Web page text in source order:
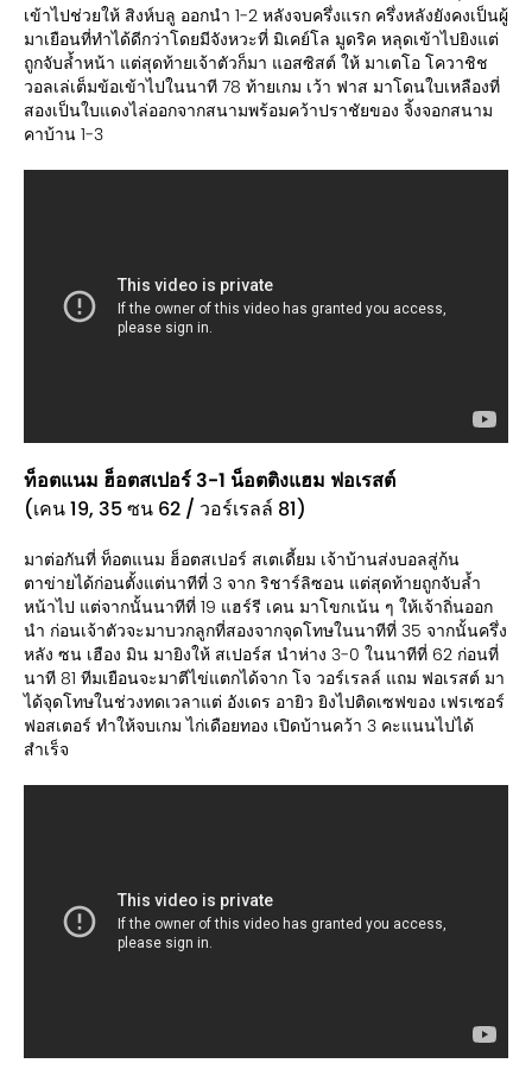
เข้าไปช่วยให้ สิงห์บลู ออกนำ 1-2 หลังจบครึ่งแรก ครึ่งหลังยังคงเป็นผู้
มาเยือนที่ทำได้ดีกว่าโดยมีจังหวะที่ มิเคย์โล มูดริค หลุดเข้าไปยิงแต่
ถูกจับล้ำหน้า แต่สุดท้ายเจ้าตัวก็มา แอสซิสต์ ให้ มาเตโอ โควาชิช
วอลเล่เต็มข้อเข้าไปในนาที 78 ท้ายเกม เว้า ฟาส มาโดนใบเหลืองที่
สองเป็นใบแดงไล่ออกจากสนามพร้อมคว้าปราชัยของ จิ้งจอกสนาม
คาบ้าน 1-3
ท็อตแนม ฮ็อตสเปอร์ 3-1 น็อตติงแฮม ฟอเรสต์
(เคน 19, 35 ซน 62 / วอร์เรลล์ 81)
มาต่อกันที่ ท็อตแนม ฮ็อตสเปอร์ สเตเดี้ยม เจ้าบ้านส่งบอลสู่ก้น
ตาข่ายได้ก่อนตั้งแต่นาทีที่ 3 จาก ริชาร์ลิซอน แต่สุดท้ายถูกจับล้ำ
หน้าไป แต่จากนั้นนาทีที่ 19 แฮร์รี เคน มาโขกเน้น ๆ ให้เจ้าถิ่นออก
นำ ก่อนเจ้าตัวจะมาบวกลูกที่สองจากจุดโทษในนาทีที่ 35 จากนั้นครึ่ง
หลัง ซน เฮือง มิน มายิงให้ สเปอร์ส นำห่าง 3-0 ในนาทีที่ 62 ก่อนที่
นาที 81 ทีมเยือนจะมาตีไข่แตกได้จาก โจ วอร์เรลล์ แถม ฟอเรสต์ มา
ได้จุดโทษในช่วงทดเวลาแต่ อังเดร อายิว ยิงไปติดเซฟของ เฟรเซอร์
ฟอสเตอร์ ทำให้จบเกม ไก่เดือยทอง เปิดบ้านคว้า 3 คะแนนไปได้
สำเร็จ